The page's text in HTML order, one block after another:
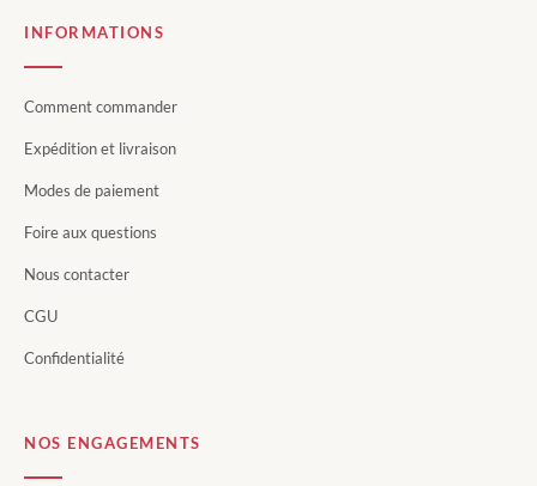
INFORMATIONS
Comment commander
Expédition et livraison
Modes de paiement
Foire aux questions
Nous contacter
CGU
Confidentialité
NOS ENGAGEMENTS